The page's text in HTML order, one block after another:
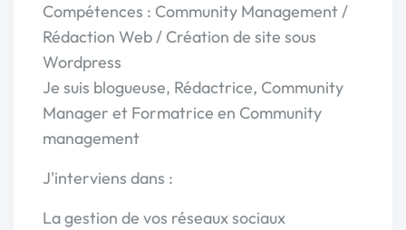
Compétences : Community Management /
Rédaction Web / Création de site sous
Wordpress
Je suis blogueuse, Rédactrice, Community
Manager et Formatrice en Community
management
J'interviens dans :
La gestion de vos réseaux sociaux